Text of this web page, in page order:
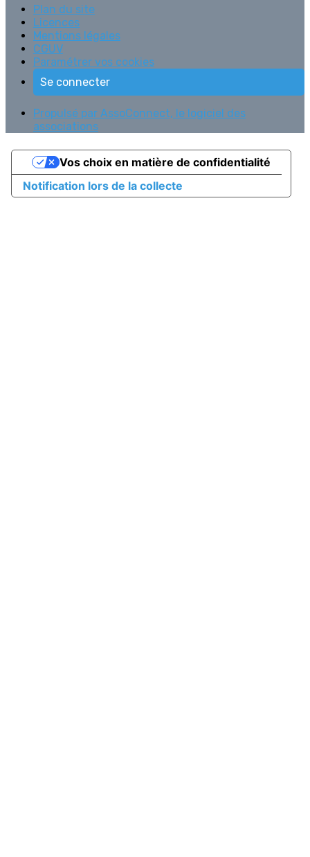
Plan du site
Licences
Mentions légales
CGUV
Paramétrer vos cookies
Se connecter
Propulsé par AssoConnect, le logiciel des
associations
Notification lors de la collecte
Vos choix en matière de confidentialité